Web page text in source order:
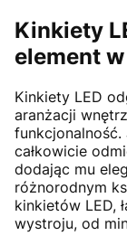
Kinkiety
element
Kinkiety LED
aranżacji
całkowicie
dodając mu
różnorodnym
kinkietów LED,
wystroju, od